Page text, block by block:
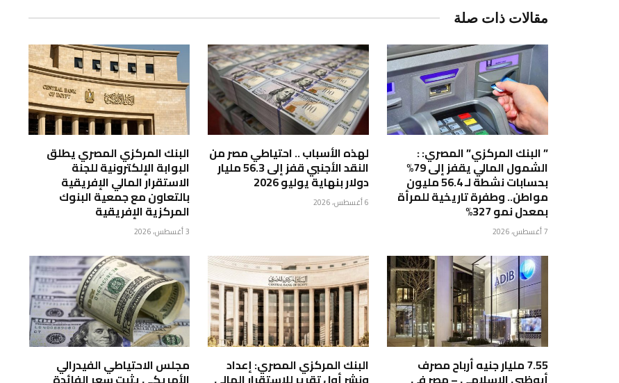
مقالات ذات صلة
” البنك المركزي” المصري: :
الشمول المالي يقفز إلى 79%
بحسابات نشطة لـ 56.4 مليون
مواطن.. وطفرة تاريخية للمرأة
بمعدل نمو 327%
7 أغسطس، 2026
لهذه الأسباب .. احتياطي مصر من
النقد الأجنبي قفز إلى 56.3 مليار
دولار بنهاية يوليو 2026
6 أغسطس، 2026
البنك المركزي المصري يطلق
البوابة الإلكترونية للجنة
الاستقرار المالي الإفريقية
بالتعاون مع جمعية البنوك
المركزية الإفريقية
3 أغسطس، 2026
7.55 مليار جنيه أرباح مصرف البنك المركزي المصري: إعداد مجلس الاحتياطي الفيدرالي